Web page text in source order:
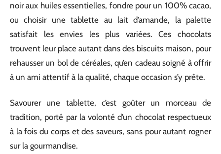
noir aux huiles essentielles, fondre pour un 100% cacao,
ou choisir une tablette au lait d’amande, la palette
satisfait les envies les plus variées. Ces chocolats
trouvent leur place autant dans des biscuits maison, pour
rehausser un bol de céréales, qu’en cadeau soigné à offrir
à un ami attentif à la qualité, chaque occasion s’y prête.
Savourer une tablette, c’est goûter un morceau de
tradition, porté par la volonté d’un chocolat respectueux
à la fois du corps et des saveurs, sans pour autant rogner
sur la gourmandise.